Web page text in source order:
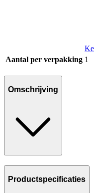
Aantal per verpakking 1
Omschrijving
Productspecificaties